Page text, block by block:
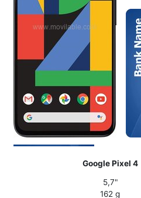
Google Pixel 4
5,7"
162 g